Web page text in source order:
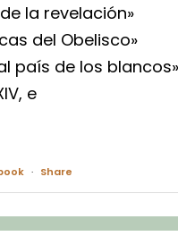
de la revelación»
del Obelisco»
país de los blancos»
e
· Share
de Barcelona